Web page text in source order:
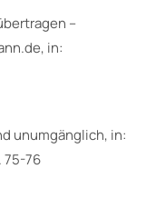
–
in:
unumgänglich, in:
75-76